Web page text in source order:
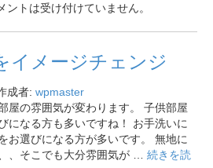
ントは受け付けていません。
イメージチェンジ
成者: wpmaster
屋の雰囲気が変わります。 子供部屋
になる方も多いですね！ お手洗いに
お選びになる方が多いです。 無地に
、そこでも大分雰囲気が … 続きを読